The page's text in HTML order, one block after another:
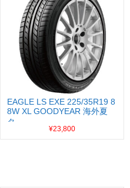
EAGLE LS EXE 225/35R19 8
8W XL GOODYEAR 海外夏
タ...
¥23,800